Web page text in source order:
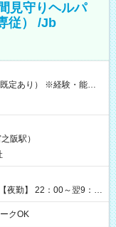
見守りヘルパ
従） /Jb
定あり） ※経験・能力を
る部分があります。 雇
給 1,610円以上
阪駅）
夜勤】 22：00～翌9：
※上記の時間
クOK